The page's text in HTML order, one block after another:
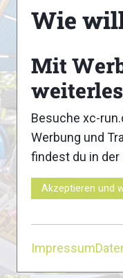
2
Wie
Mit
Besuche xc-
Werbung und
findest du in der
Akzeptieren und
Impressum